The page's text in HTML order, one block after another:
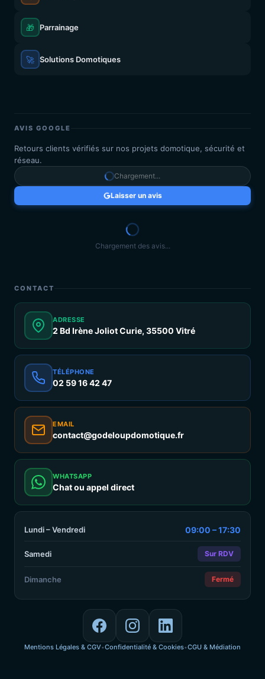
🎁 Parrainage
🚀 Solutions Domotiques
AVIS GOOGLE
Retours clients vérifiés sur nos projets domotique, sécurité et
réseau.
Chargement...
Laisser un avis
Chargement des avis...
CONTACT
ADRESSE
2 Bd Irène Joliot Curie, 35500 Vitré
TÉLÉPHONE
02 59 16 42 47
EMAIL
contact@godeloupdomotique.fr
WHATSAPP
Chat ou appel direct
Lundi – Vendredi 09:00 – 17:30
Samedi Sur RDV
Dimanche Fermé
Mentions Légales & CGV•Confidentialité & Cookies•CGU & Médiation